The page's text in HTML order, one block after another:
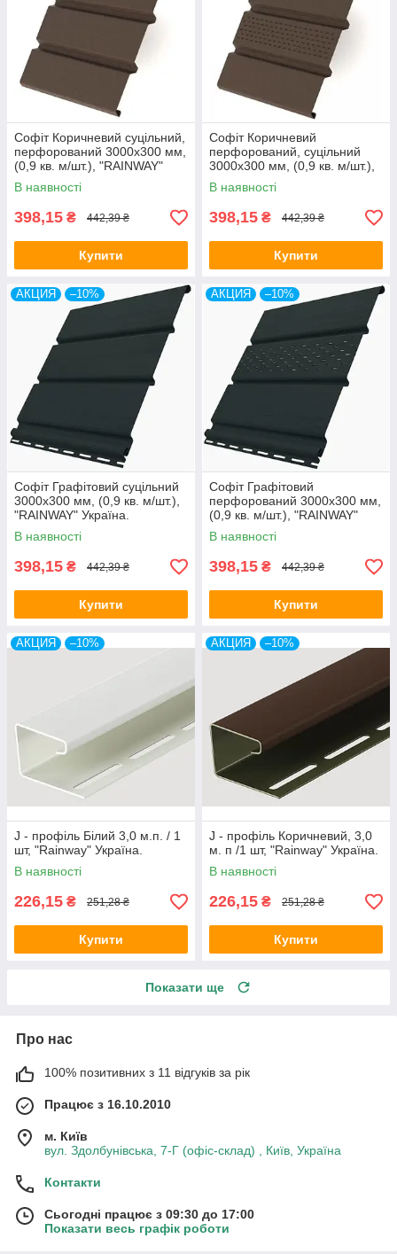
Софіт Коричневий суцільний,
перфорований 3000х300 мм,
(0,9 кв. м/шт.), "RAINWAY"
Україна.
В наявності
398,15 ₴ 442,39 ₴
Купити
Софіт Коричневий
перфорований, суцільний
3000х300 мм, (0,9 кв. м/шт.),
"RAINWAY" Україна.
В наявності
398,15 ₴ 442,39 ₴
Купити
АКЦИЯ –10%
Софіт Графітовий суцільний
3000х300 мм, (0,9 кв. м/шт.),
"RAINWAY" Україна.
В наявності
398,15 ₴ 442,39 ₴
Купити
АКЦИЯ –10%
Софіт Графітовий
перфорований 3000х300 мм,
(0,9 кв. м/шт.), "RAINWAY"
Україна.
В наявності
398,15 ₴ 442,39 ₴
Купити
АКЦИЯ –10%
J - профіль Білий 3,0 м.п. / 1
шт, "Rainway" Україна.
В наявності
226,15 ₴ 251,28 ₴
Купити
АКЦИЯ –10%
J - профіль Коричневий, 3,0
м. п /1 шт, "Rainway" Україна.
В наявності
226,15 ₴ 251,28 ₴
Купити
Показати ще
Про нас
100% позитивних з 11 відгуків за рік
Працює з 16.10.2010
м. Київ
вул. Здолбунівська, 7-Г (офіс-склад) , Київ, Україна
Контакти
Сьогодні працює з 09:30 до 17:00
Показати весь графік роботи